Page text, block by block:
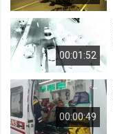
00:01:52
00:00:49